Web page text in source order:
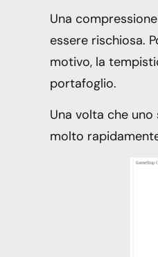
Una
essere rischiosa.
motivo, la
portafoglio.
Una volta che
molto